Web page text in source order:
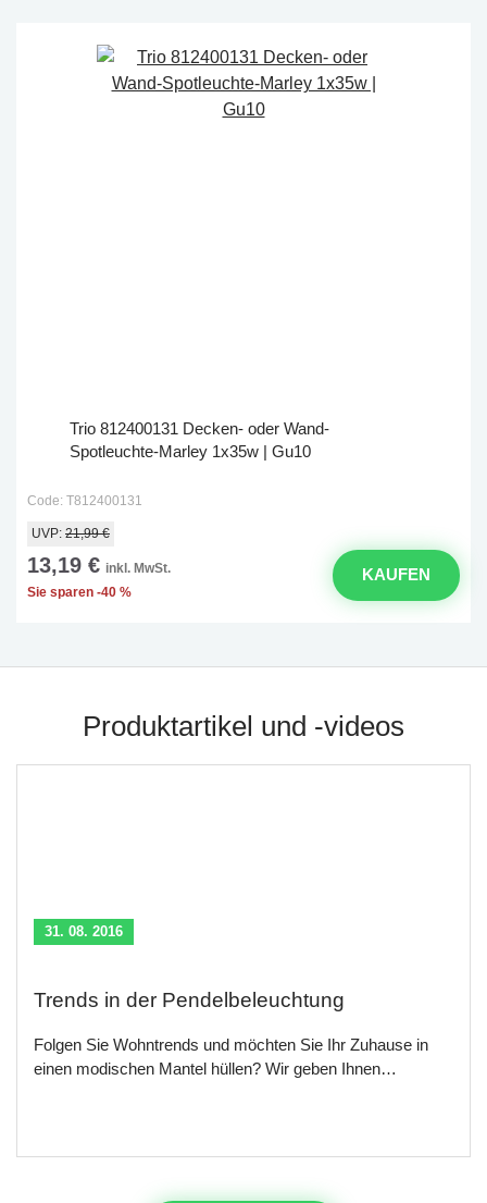
Trio 812400131 Decken- oder Wand-
Spotleuchte-Marley 1x35w | Gu10
Code: T812400131
UVP: 21,99 €
13,19 € inkl. MwSt.
Sie sparen -40 %
KAUFEN
Produktartikel und -videos
31. 08. 2016
Trends in der Pendelbeleuchtung
Folgen Sie Wohntrends und möchten Sie Ihr Zuhause in
einen modischen Mantel hüllen? Wir geben Ihnen…